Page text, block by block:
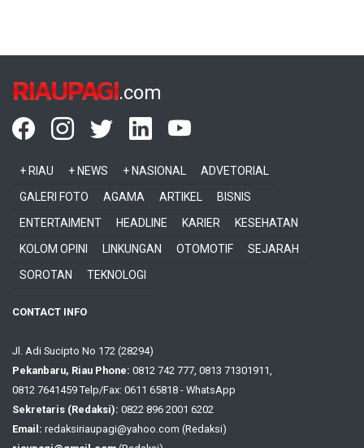
RIAUPAGI.com
+ RIAU + NEWS + NASIONAL
ADVETORIAL
GALERI FOTO
AGAMA ARTIKEL
BISNIS
ENTERTAIMENT
HEADLINE KARIER
KESEHATAN
KOLOM OPINI
LINKUNGAN OTOMOTIF
SEJARAH
SOROTAN
TEKNOLOGI
CONTACT INFO
Jl. Adi Sucipto No 172 (28294)
Pekanbaru, Riau Phone: 0812 742 777, 0813 71301911,
0812 7641459 Telp/Fax: 0611 65818 - WhatsApp
Sekretaris (Redaksi): 0822 896 2001 6202
Email: redaksiriaupagi@yahoo.com (Redaksi)